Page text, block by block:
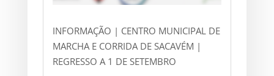
INFORMAÇÃO | CENTRO MUNICIPAL DE
MARCHA E CORRIDA DE SACAVÉM |
REGRESSO A 1 DE SETEMBRO